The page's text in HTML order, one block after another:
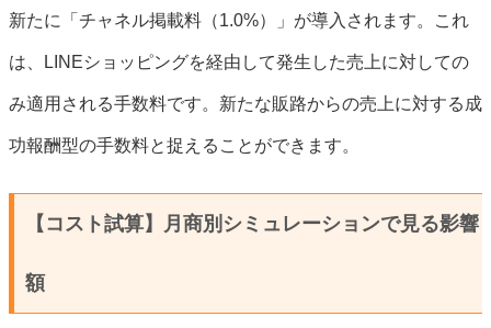
新たに「チャネル掲載料（1.0%）」が導入されます。これ
は、LINEショッピングを経由して発生した売上に対しての
み適用される手数料です。新たな販路からの売上に対する成
功報酬型の手数料と捉えることができます。
【コスト試算】月商別シミュレーションで見る影響
額